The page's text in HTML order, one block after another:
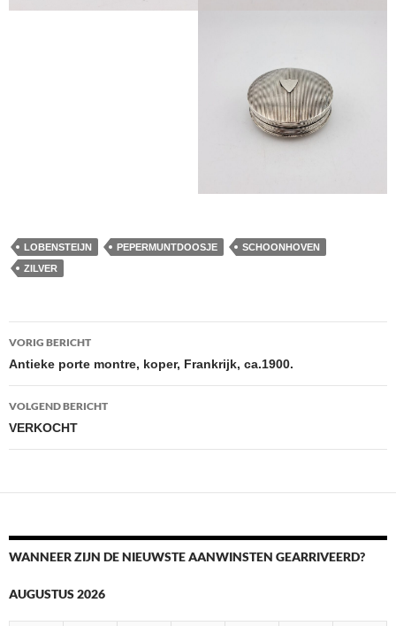
LOBENSTEIJN PEPERMUNTDOOSJE
SCHOONHOVEN
ZILVER
Berichtnavigatie
VORIG BERICHT
Antieke porte montre, koper, Frankrijk, ca.1900.
VOLGEND BERICHT
VERKOCHT
WANNEER ZIJN DE NIEUWSTE AANWINSTEN GEARRIVEERD?
AUGUSTUS 2026